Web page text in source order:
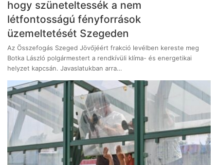
hogy szüneteltessék a nem
létfontosságú fényforrások
üzemeltetését Szegeden
Az Összefogás Szeged Jövőjéért frakció levélben kereste meg
Botka László polgármestert a rendkívüli klíma- és energetikai
helyzet kapcsán. Javaslatukban arra…